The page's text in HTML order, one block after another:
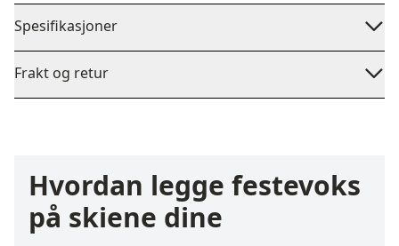
Spesifikasjoner
Frakt og retur
Hvordan legge festevoks
på skiene dine